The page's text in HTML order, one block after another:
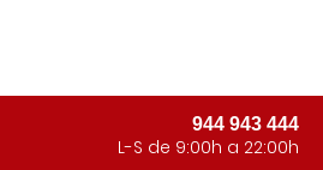
944 943 444
L-S de 9:00h a 22:00h